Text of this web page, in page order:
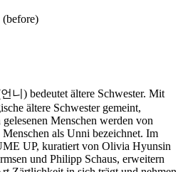
(before)
니) bedeutet ältere Schwester. Mit
ältere Schwester gemeint,
Menschen werden von
als Unni bezeichnet. Im
UP, kuratiert von Olivia Hyunsin
und Philipp Schaus, erweitern